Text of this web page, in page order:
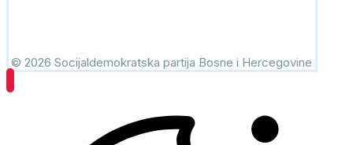
© 2026 Socijaldemokratska partija Bosne i Hercegovine